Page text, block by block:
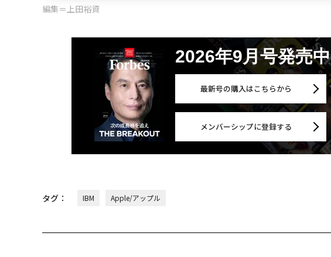
編集＝上田裕資
2026年9月号発売中
最新号の購入はこちらから
メンバーシップに登録する
タグ： IBM Apple/アップル